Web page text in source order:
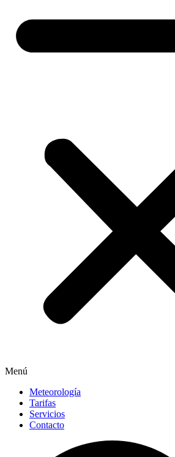
Menú
Meteorología
Tarifas
Servicios
Contacto